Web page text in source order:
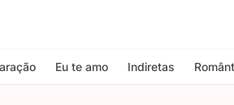
Eu te amo Indiretas